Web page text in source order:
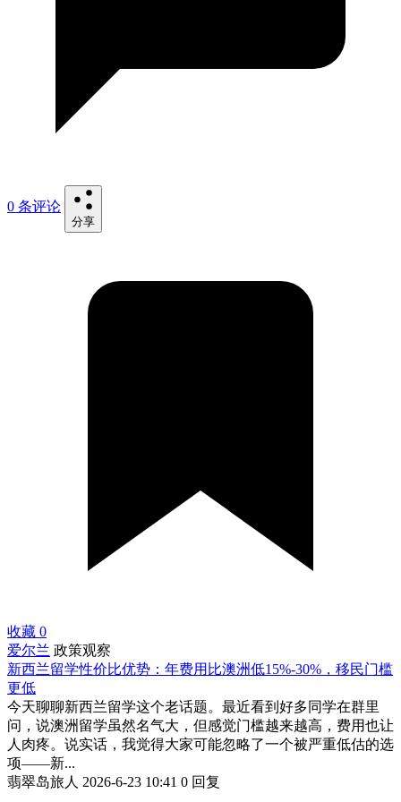
0 条评论
分享
收藏 0
爱尔兰 政策观察
新西兰留学性价比优势：年费用比澳洲低15%-30%，移民门槛
更低
今天聊聊新西兰留学这个老话题。最近看到好多同学在群里
问，说澳洲留学虽然名气大，但感觉门槛越来越高，费用也让
人肉疼。说实话，我觉得大家可能忽略了一个被严重低估的选
项——新...
翡翠岛旅人 2026-6-23 10:41 0 回复